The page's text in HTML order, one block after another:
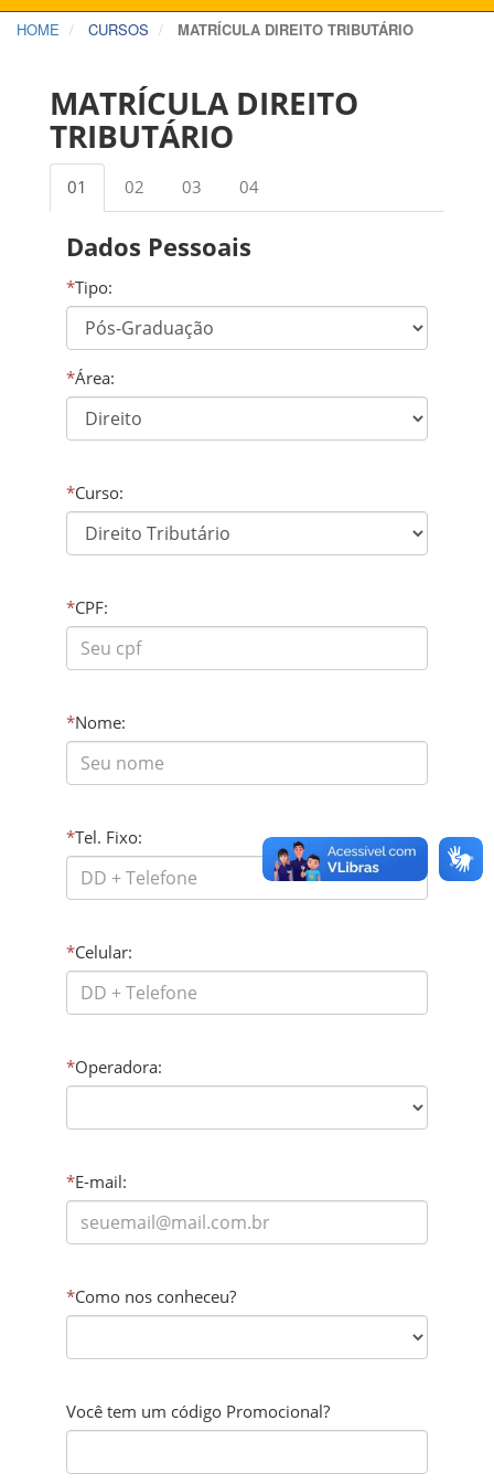
HOME CURSOS MATRÍCULA DIREITO TRIBUTÁRIO
MATRÍCULA DIREITO
TRIBUTÁRIO
01 02 03 04
Dados Pessoais
*Tipo:
*Área:
*Curso:
*CPF:
*Nome:
*Tel. Fixo:
*Celular:
*Operadora:
*E-mail:
*Como nos conheceu?
Você tem um código Promocional?